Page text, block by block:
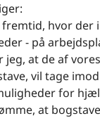
hvor der
- på
at de af
vil tage
for
at